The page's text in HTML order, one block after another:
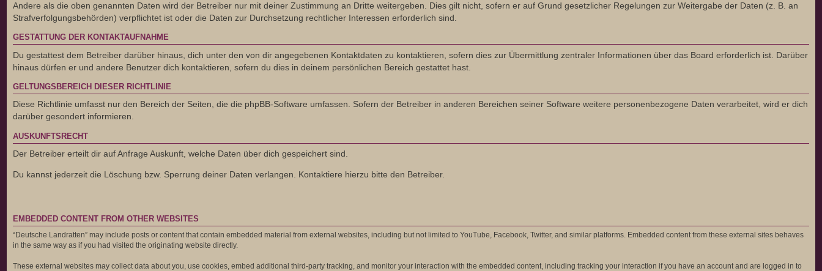
Andere als die oben genannten Daten wird der Betreiber nur mit deiner Zustimmung an Dritte weitergeben. Dies gilt nicht, sofern er auf Grund gesetzlicher Regelungen zur Weitergabe der Daten (z. B. an
Strafverfolgungsbehörden) verpflichtet ist oder die Daten zur Durchsetzung rechtlicher Interessen erforderlich sind.
GESTATTUNG DER KONTAKTAUFNAHME
Du gestattest dem Betreiber darüber hinaus, dich unter den von dir angegebenen Kontaktdaten zu kontaktieren, sofern dies zur Übermittlung zentraler Informationen über das Board erforderlich ist. Darüber
hinaus dürfen er und andere Benutzer dich kontaktieren, sofern du dies in deinem persönlichen Bereich gestattet hast.
GELTUNGSBEREICH DIESER RICHTLINIE
Diese Richtlinie umfasst nur den Bereich der Seiten, die die phpBB-Software umfassen. Sofern der Betreiber in anderen Bereichen seiner Software weitere personenbezogene Daten verarbeitet, wird er dich
darüber gesondert informieren.
AUSKUNFTSRECHT
Der Betreiber erteilt dir auf Anfrage Auskunft, welche Daten über dich gespeichert sind.
Du kannst jederzeit die Löschung bzw. Sperrung deiner Daten verlangen. Kontaktiere hierzu bitte den Betreiber.
EMBEDDED CONTENT FROM OTHER WEBSITES
“Deutsche Landratten” may include posts or content that contain embedded material from external websites, including but not limited to YouTube, Facebook, Twitter, and similar platforms. Embedded content from these external sites behaves
in the same way as if you had visited the originating website directly.
These external websites may collect data about you, use cookies, embed additional third-party tracking, and monitor your interaction with the embedded content, including tracking your interaction if you have an account and are logged in to